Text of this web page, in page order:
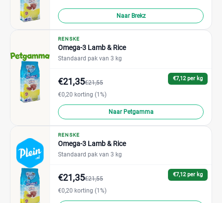
Naar Brekz
RENSKE
Omega-3 Lamb & Rice
Standaard pak van 3 kg
€7,12 per kg
€21,35€21,55
€0,20 korting (1%)
Naar Petgamma
RENSKE
Omega-3 Lamb & Rice
Standaard pak van 3 kg
€7,12 per kg
€21,35€21,55
€0,20 korting (1%)